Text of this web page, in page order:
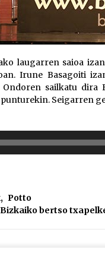
laugarren saioa
Irune Basagoiti
sailkatu dira
Seigarren
, Potto
Bizkaiko bertso